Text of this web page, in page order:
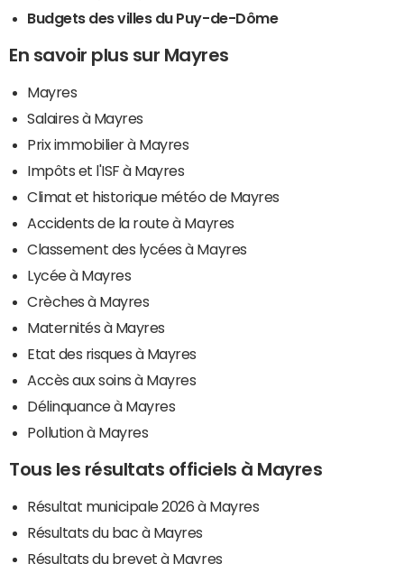
Budgets des villes du Puy-de-Dôme
En savoir plus sur Mayres
Mayres
Salaires à Mayres
Prix immobilier à Mayres
Impôts et l'ISF à Mayres
Climat et historique météo de Mayres
Accidents de la route à Mayres
Classement des lycées à Mayres
Lycée à Mayres
Crèches à Mayres
Maternités à Mayres
Etat des risques à Mayres
Accès aux soins à Mayres
Délinquance à Mayres
Pollution à Mayres
Tous les résultats officiels à Mayres
Résultat municipale 2026 à Mayres
Résultats du bac à Mayres
Résultats du brevet à Mayres